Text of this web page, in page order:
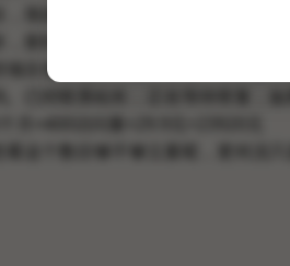
听，那到头来不还是倒卖吗，我不认
些项目免费做出来结果变成了你的赚
您看这个数目够不够立案呢，更何况只